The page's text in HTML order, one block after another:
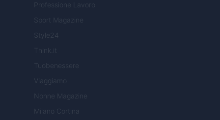
Professione Lavoro
Sport Magazine
Style24
Think.it
Tuobenessere
Viaggiamo
Nonne Magazine
Milano Cortina